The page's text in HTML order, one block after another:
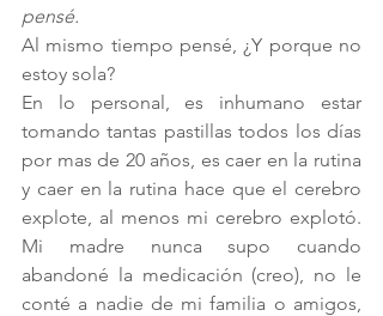
pensé.
Al mismo tiempo pensé, ¿Y porque no
estoy sola?
En lo personal, es inhumano estar
tomando tantas pastillas todos los días
por mas de 20 años, es caer en la rutina
y caer en la rutina hace que el cerebro
explote, al menos mi cerebro explotó.
Mi madre nunca supo cuando
abandoné la medicación (creo), no le
conté a nadie de mi familia o amigos,